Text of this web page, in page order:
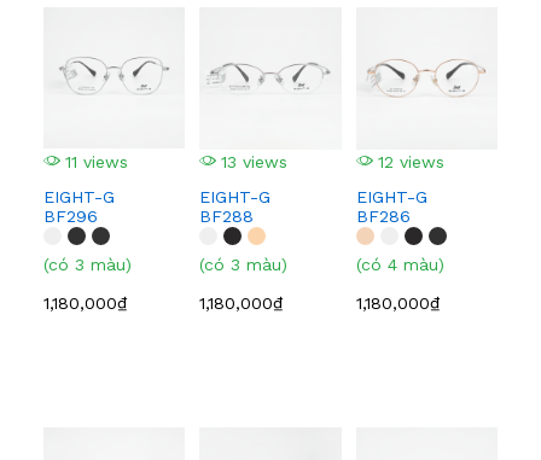
11 views
EIGHT-G
BF296
(có 3 màu)
1,180,000₫
13 views
EIGHT-G
BF288
(có 3 màu)
1,180,000₫
12 views
EIGHT-G
BF286
(có 4 màu)
1,180,000₫